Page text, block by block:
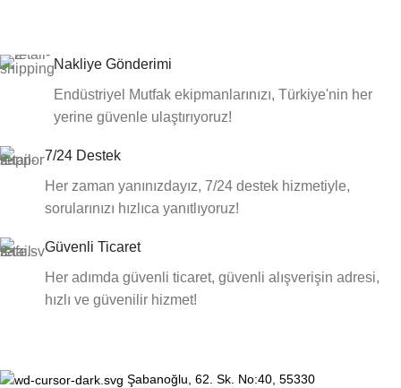
Nakliye Gönderimi
Endüstriyel Mutfak ekipmanlarınızı, Türkiye'nin her
yerine güvenle ulaştırıyoruz!
7/24 Destek
Her zaman yanınızdayız, 7/24 destek hizmetiyle,
sorularınızı hızlıca yanıtlıyoruz!
Güvenli Ticaret
Her adımda güvenli ticaret, güvenli alışverişin adresi,
hızlı ve güvenilir hizmet!
Şabanoğlu, 62. Sk. No:40, 55330